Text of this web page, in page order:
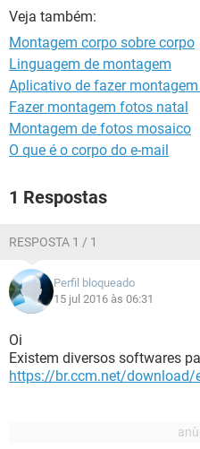
GUIA DE COMPRAS
Veja também:
Montagem corpo sobre corpo
Linguagem de montagem
Aplicativo de fazer
Fazer montagem fotos natal
Montagem de fotos mosaico
O que é o corpo do e-mail
1 Respostas
RESPOSTA 1 / 1
Perfil bloqueado
15 jul 2016 às 06:31
Oi
Existem diversos softwares
https://br.ccm.net/download/